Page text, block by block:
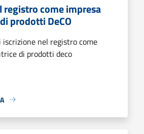
registro come impresa
prodotti DeCO
iscrizione nel registro come
di prodotti deco